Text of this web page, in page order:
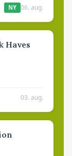
NY 06. aug.
Haves
03. aug.